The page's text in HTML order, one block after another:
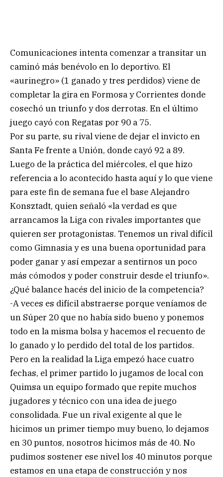
Comunicaciones intenta comenzar a transitar un
caminó más benévolo en lo deportivo. El
«aurinegro» (1 ganado y tres perdidos) viene de
completar la gira en Formosa y Corrientes donde
cosechó un triunfo y dos derrotas. En el último
juego cayó con Regatas por 90 a 75.
Por su parte, su rival viene de dejar el invicto en
Santa Fe frente a Unión, donde cayó 92 a 89.
Luego de la práctica del miércoles, el que hizo
referencia a lo acontecido hasta aquí y lo que viene
para este fin de semana fue el base Alejandro
Konsztadt, quien señaló «la verdad es que
arrancamos la Liga con rivales importantes que
quieren ser protagonistas. Tenemos un rival difícil
como Gimnasia y es una buena oportunidad para
poder ganar y así empezar a sentirnos un poco
más cómodos y poder construir desde el triunfo».
¿Qué balance hacés del inicio de la competencia?
-A veces es difícil abstraerse porque veníamos de
un Súper 20 que no había sido bueno y ponemos
todo en la misma bolsa y hacemos el recuento de
lo ganado y lo perdido del total de los partidos.
Pero en la realidad la Liga empezó hace cuatro
fechas, el primer partido lo jugamos de local con
Quimsa un equipo formado que repite muchos
jugadores y técnico con una idea de juego
consolidada. Fue un rival exigente al que le
hicimos un primer tiempo muy bueno, lo dejamos
en 30 puntos, nosotros hicimos más de 40. No
pudimos sostener ese nivel los 40 minutos porque
estamos en una etapa de construcción y nos